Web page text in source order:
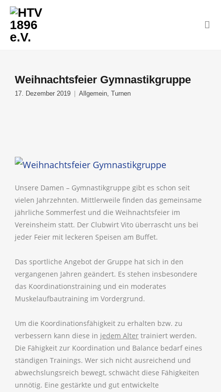
Weihnachtsfeier Gymnastikgruppe
17. Dezember 2019 Allgemein, Turnen
Unsere Damen – Gymnastikgruppe gibt es schon seit
vielen Jahrzehnten. Mittlerweile finden das gemeinsame
jährliche Sommerfest und die Weihnachtsfeier im
Vereinsheim statt. Der Clubwirt Vito überrascht uns bei
jeder Feier mit leckeren Speisen am Buffet.
Das sportliche Angebot der Gruppe hat sich in den
vergangenen Jahren geändert. Es stehen insbesondere
das Koordinationstraining und ein moderates
Muskelaufbautraining im Vordergrund.
Um die Koordinationsfähigkeit zu erhalten bzw. zu
verbessern kann diese in jedem Alter trainiert werden.
Die Fähigkeit zur Koordination und Balance bedarf eines
ständigen Trainings. Wer sich nicht ausreichend und
abwechslungsreich bewegt, schwächt diese Fähigkeiten
unnötig. Eine gestärkte und gut entwickelte